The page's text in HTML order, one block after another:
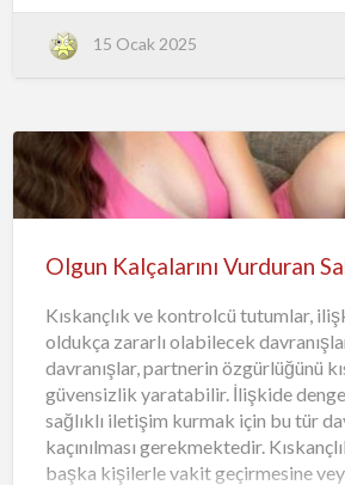
escort bayanlar ile çalışabilirler. Bu
çeşitli tercihlere sahip olmaları
oluşmaktadır. Bu kişiler genellikle
geliştirmek ve müşteri
çeşitli eğitimlere ve danışmanlıklar…
15 Ocak 2025
Kıskançlık ve kontrolcü tutumlar,
oldukça zararlı olabilecek
davranışlar, partnerin özgürlüğünü
güvensizlik yaratabilir. İlişkide
sağlıklı iletişim kurmak için bu tür
kaçınılması gerekmektedir.
başka kişilerle vakit geçirmesine